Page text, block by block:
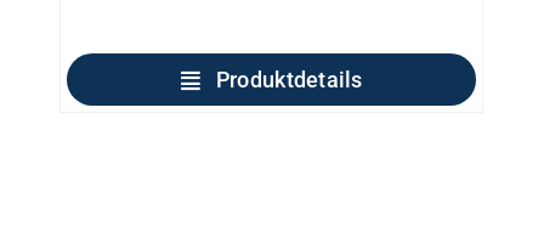
Produktdetails